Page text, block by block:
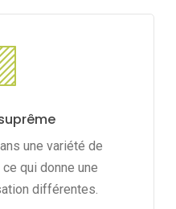
une variété de
qui donne une
différentes.